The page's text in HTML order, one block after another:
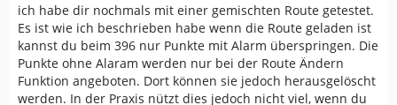
ich habe dir nochmals mit einer gemischten Route getestet.
Es ist wie ich beschrieben habe wenn die Route geladen ist
kannst du beim 396 nur Punkte mit Alarm überspringen. Die
Punkte ohne Alaram werden nur bei der Route Ändern
Funktion angeboten. Dort können sie jedoch herausgelöscht
werden. In der Praxis nützt dies jedoch nicht viel, wenn du